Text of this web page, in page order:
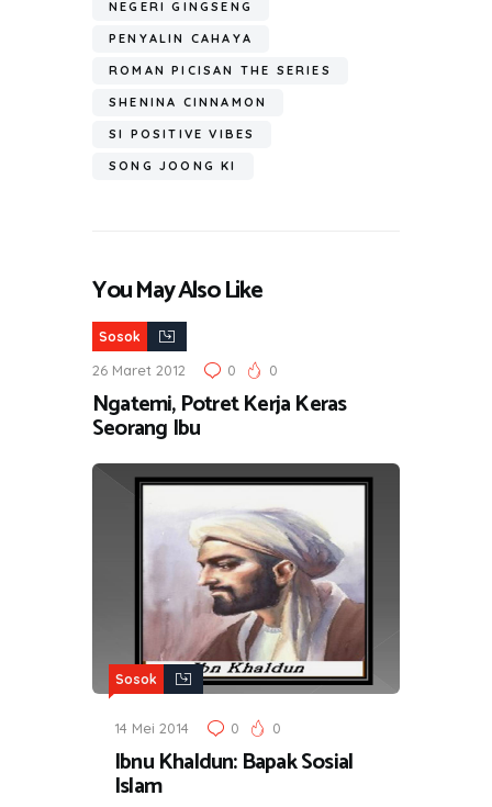
NEGERI GINGSENG
PENYALIN CAHAYA
ROMAN PICISAN THE SERIES
SHENINA CINNAMON
SI POSITIVE VIBES
SONG JOONG KI
You May Also Like
Sosok
26 Maret 2012 0 0
Ngatemi, Potret Kerja Keras
Seorang Ibu
Sosok
14 Mei 2014 0 0
Ibnu Khaldun: Bapak Sosial
Islam